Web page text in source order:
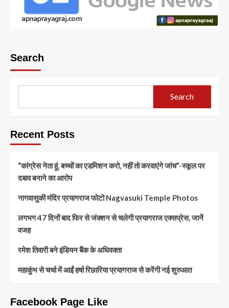
Search
Search
Recent Posts
“कांग्रेस नेता हूं, बच्चों का एडमिशन करो, नहीं तो करवाएंगे जांच”-स्कूल पर
दबाव बनाने का आरोप
नागवासुकी मंदिर प्रयागराज फोटो Nagvasuki Temple Photos
लगभग 47 दिनों बाद फिर से जंक्शन से चलेगी प्रयागराज एक्सप्रेस, जानें
वजह
रमेश तिवारी बने इंडियन बैंक के अधिवक्ता
महाकुंभ से चर्चा में आईं हर्षा रिछारिया प्रयागराज से करेंगी नई शुरुआत
Facebook Page Like